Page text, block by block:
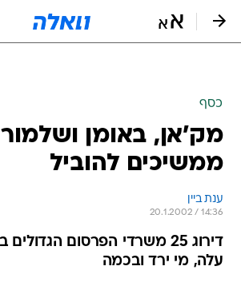
כסף
מק'אן, באומן ושלמור
ממשיכים להוביל
ענת ביין
20.1.2002 / 14:36
עלה, מי ירד ובכמה